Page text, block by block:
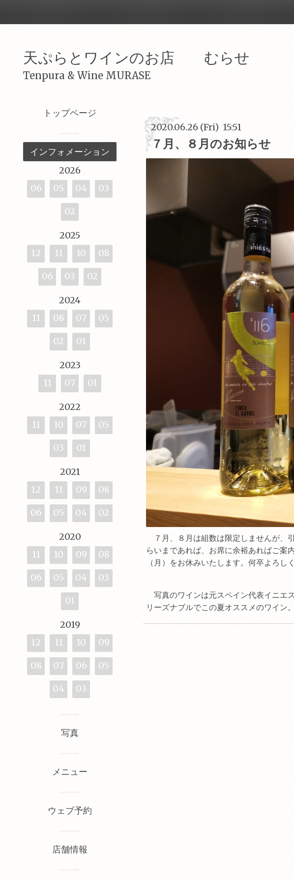
天ぷらとワインのお店 むらせ
Tenpura & Wine MURASE
2020.06.26 (Fri) 15:51
７月、８月のお知らせ
７月、８月は組数は限定しませんが、
らいまであれば、お席に余裕あればご案
（月）をお休みいたします。何卒よろし
写真のワインは元スペイン代表イニエ
リーズナブルでこの夏オススメのワイン。
トップページ
インフォメーション
2026
06
05 04 03
02
2025
12
11 10 08
06 03 02
2024
11
08 07 05
02 01
2023
11
07 01
2022
11
10 07 05
03 01
2021
12
11 09 08
06 05 04 02
2020
11
10 09 08
06 05 04 03
01
2019
12
11 10 09
08 07 06 05
04 03
写真
メニュー
ウェブ予約
店舗情報